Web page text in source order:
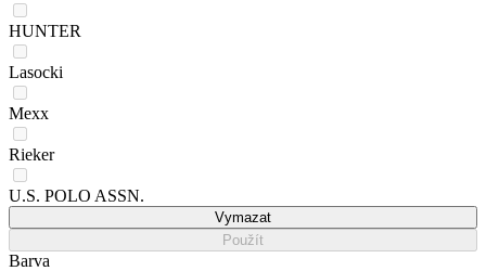
HUNTER
Lasocki
Mexx
Rieker
U.S. POLO ASSN.
Vymazat
Použít
Barva